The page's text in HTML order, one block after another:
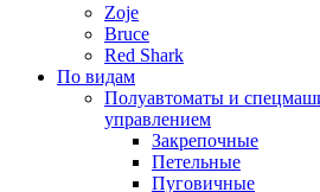
Zoje
Bruce
Red Shark
По видам
Полуавтоматы и
управлением
Закрепочные
Петельные
Пуговичные